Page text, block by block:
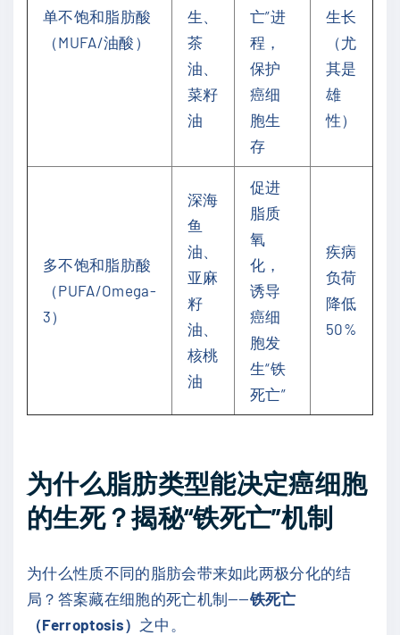
单不饱和脂肪酸
（MUFA/油酸）
生、
茶
油、
菜籽
油
亡”进
程，
保护
癌细
胞生
存
生长
（尤
其是
雄
性）
多不饱和脂肪酸
（PUFA/Omega-
3）
深海
鱼
油、
亚麻
籽
油、
核桃
油
促进
脂质
氧
化，
诱导
癌细
胞发
生“铁
死亡”
疾病
负荷
降低
50%
为什么脂肪类型能决定癌细胞
的生死？揭秘“铁死亡”机制
为什么性质不同的脂肪会带来如此两极分化的结
局？答案藏在细胞的死亡机制——铁死亡
（Ferroptosis） 之中。